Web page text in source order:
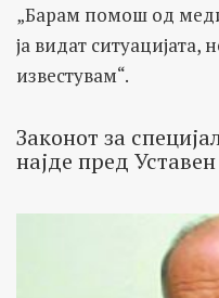
„Барам помош од
ја видат ситуацијата,
известувам“.
Законот за
најде пред Уставен